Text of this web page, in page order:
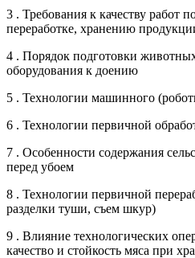
3 . Требования к качеству работ
переработке, хранению
4 . Порядок подготовки
оборудования к доению
5 . Технологии машинного
6 . Технологии первичной
7 . Особенности содержания
перед убоем
8 . Технологии первичной
разделки туши, съем шкур)
9 . Влияние технологических
качество и стойкость мяса при